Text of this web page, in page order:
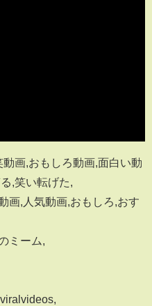
画,おもしろ動画,面白い動
,笑い転げた,
画,人気動画,おもしろ,おす
ミーム,